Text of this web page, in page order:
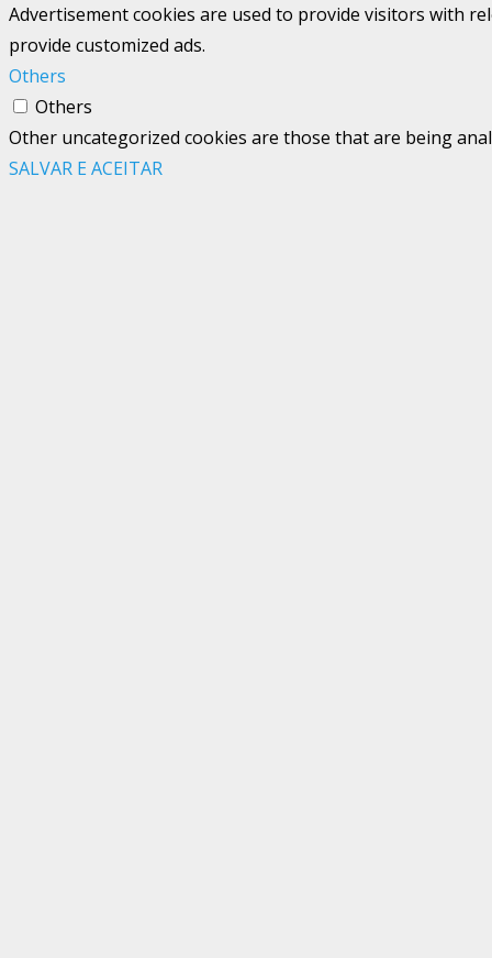
Advertisement cookies are used to provide visitors with
provide customized ads.
Others
Others
Other uncategorized cookies are those that are being
SALVAR E ACEITAR